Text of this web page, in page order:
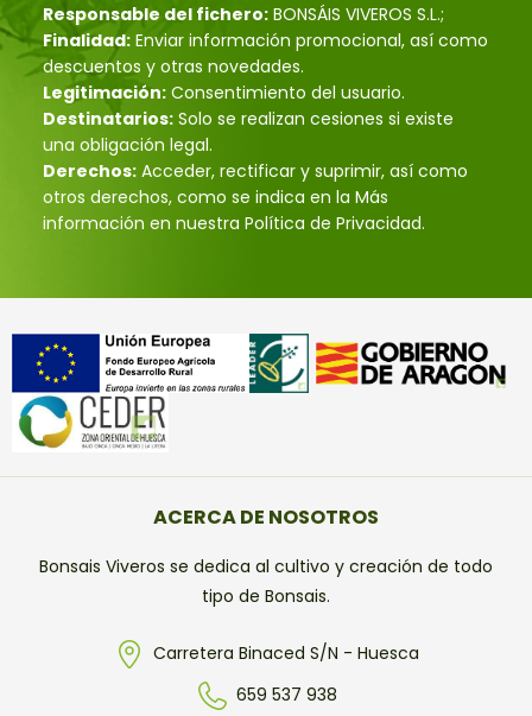
Responsable del fichero: BONSÁIS VIVEROS S.L.;
Finalidad: Enviar información promocional, así como
descuentos y otras novedades.
Legitimación: Consentimiento del usuario.
Destinatarios: Solo se realizan cesiones si existe
una obligación legal.
Derechos: Acceder, rectificar y suprimir, así como
otros derechos, como se indica en la Más
información en nuestra Política de Privacidad.
ACERCA DE NOSOTROS
Bonsais Viveros se dedica al cultivo y creación de todo
tipo de Bonsais.
Carretera Binaced S/N - Huesca
659 537 938